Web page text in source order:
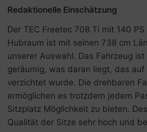
Redaktionelle Einschätzung
Der TEC Freetec 708 Ti mit 140
Hubraum ist mit seinen 738 cm
unserer Auswahl. Das Fahrzeug
geräumig, was daran liegt, das auf
verzichtet wurde. Die drehbaren
ermöglichen es trotzdem jedem
Sitzplatz Möglichkeit zu bieten.
Qualität der Sitze sehr hoch und